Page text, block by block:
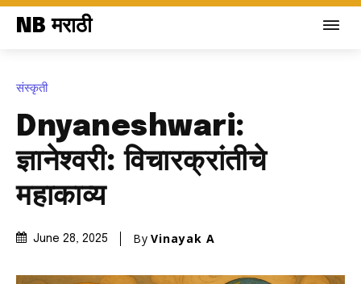
NB मराठी
संस्कृती
Dnyaneshwari:
ज्ञानेश्वरी: विचारक्रांतीचे
महाकाव्य
June 28, 2025 By Vinayak A